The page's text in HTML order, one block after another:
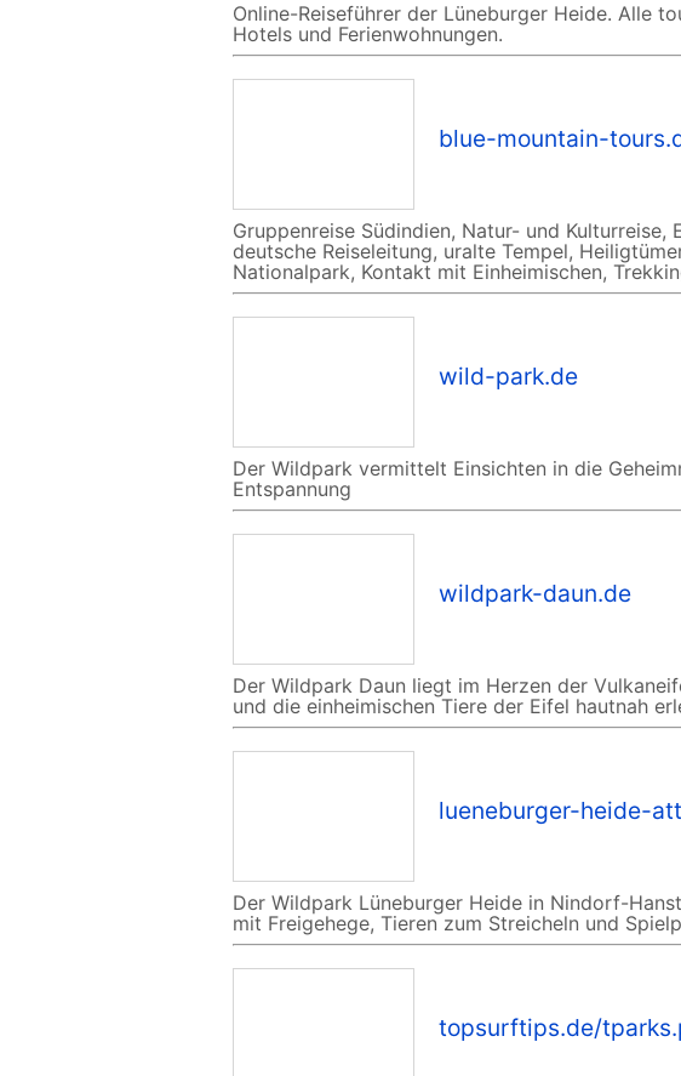
Online-Reiseführer der Lüneburger Heide. Alle
Hotels und Ferienwohnungen.
blue-mountain-
Gruppenreise Südindien, Natur- und
deutsche Reiseleitung, uralte Tempel,
Nationalpark, Kontakt mit Einheimischen,
wild-park.de
Der Wildpark vermittelt Einsichten in die
Entspannung
wildpark-daun.de
Der Wildpark Daun liegt im Herzen der
und die einheimischen Tiere der Eifel hautnah
lueneburger-heide-
Der Wildpark Lüneburger Heide in Nindorf-
mit Freigehege, Tieren zum Streicheln und
topsurftips.de/